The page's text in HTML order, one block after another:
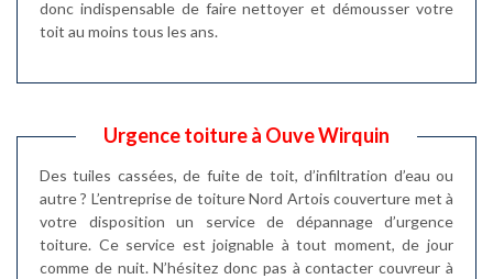
donc indispensable de faire nettoyer et démousser votre
toit au moins tous les ans.
Urgence toiture à Ouve Wirquin
Des tuiles cassées, de fuite de toit, d’infiltration d’eau ou
autre ? L’entreprise de toiture Nord Artois couverture met à
votre disposition un service de dépannage d’urgence
toiture. Ce service est joignable à tout moment, de jour
comme de nuit. N’hésitez donc pas à contacter couvreur à